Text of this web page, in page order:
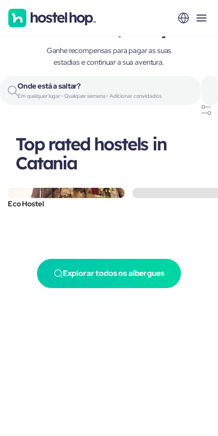
Catania, Italy
Ganhe recompensas para pagar as suas
estadias e continuar a sua aventura.
Onde está a saltar?
Em qualquer lugar • Qualquer semana • Adicionar convidados
Top rated hostels in
Catania
Eco Hostel
Explorar todos os albergues